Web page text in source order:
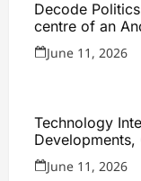
Decode
centre of an
June 11, 2026
Technology
Developments,
Expert Analysis
June 11, 2026